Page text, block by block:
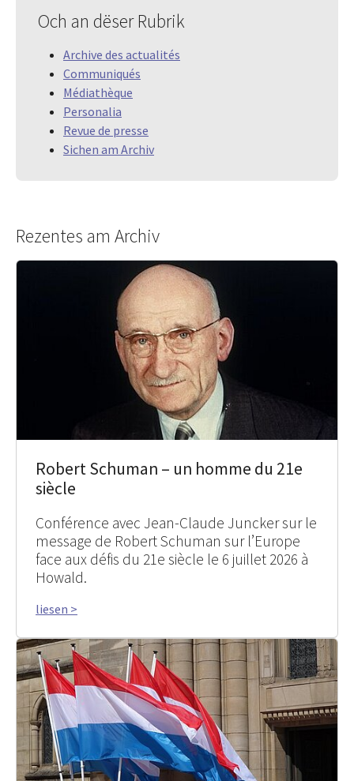
Och an dëser Rubrik
Archive des actualités
Communiqués
Médiathèque
Personalia
Revue de presse
Sichen am Archiv
Rezentes am Archiv
Robert Schuman – un homme du 21e
siècle
Conférence avec Jean-Claude Juncker sur le
message de Robert Schuman sur l’Europe
face aux défis du 21e siècle le 6 juillet 2026 à
Howald.
liesen >